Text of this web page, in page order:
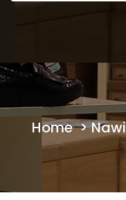
Home>